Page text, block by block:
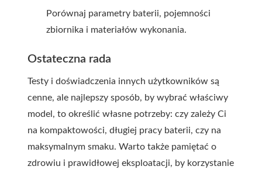
Porównaj parametry baterii, pojemności
zbiornika i materiałów wykonania.
Ostateczna rada
Testy i doświadczenia innych użytkowników są
cenne, ale najlepszy sposób, by wybrać właściwy
model, to określić własne potrzeby: czy zależy Ci
na kompaktowości, długiej pracy baterii, czy na
maksymalnym smaku. Warto także pamiętać o
zdrowiu i prawidłowej eksploatacji, by korzystanie